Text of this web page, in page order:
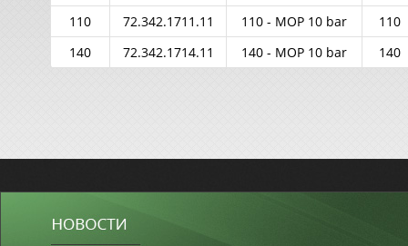
110
72.342.1711.11 110 - MOP 10 bar
110
140
72.342.1714.11 140 - MOP 10 bar 140